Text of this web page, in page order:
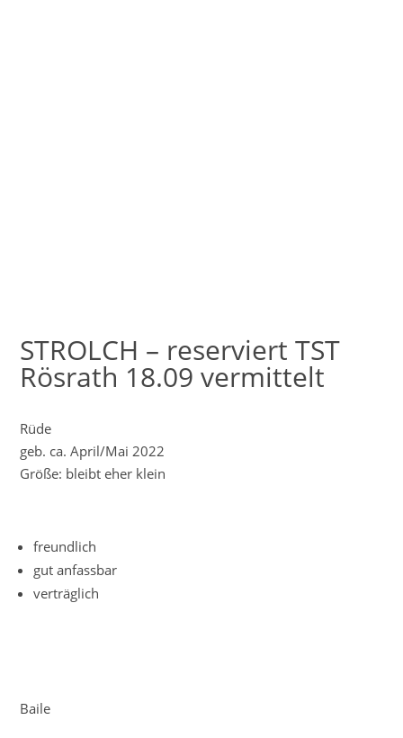
STROLCH – reserviert TST
Rösrath 18.09 vermittelt
Rüde
geb. ca. April/Mai 2022
Größe: bleibt eher klein
freundlich
gut anfassbar
verträglich
Baile